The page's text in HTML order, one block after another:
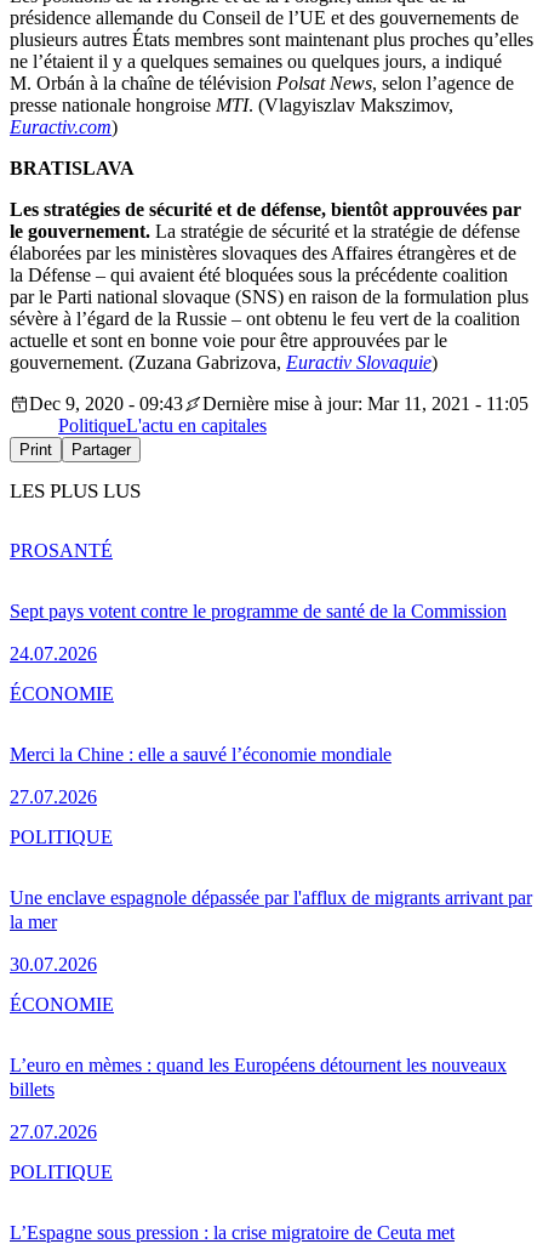
présidence allemande du Conseil de l’UE et des gouvernements de
plusieurs autres États membres sont maintenant plus proches qu’elles
ne l’étaient il y a quelques semaines ou quelques jours, a indiqué
M. Orbán à la chaîne de télévision Polsat News, selon l’agence de
presse nationale hongroise MTI. (Vlagyiszlav Makszimov,
Euractiv.com)
BRATISLAVA
Les stratégies de sécurité et de défense, bientôt approuvées par
le gouvernement. La stratégie de sécurité et la stratégie de défense
élaborées par les ministères slovaques des Affaires étrangères et de
la Défense – qui avaient été bloquées sous la précédente coalition
par le Parti national slovaque (SNS) en raison de la formulation plus
sévère à l’égard de la Russie – ont obtenu le feu vert de la coalition
actuelle et sont en bonne voie pour être approuvées par le
gouvernement. (Zuzana Gabrizova, Euractiv Slovaquie)
Dec 9, 2020 - 09:43
Dernière mise à jour: Mar 11, 2021 - 11:05
PolitiqueL'actu en capitales
Print Partager
LES PLUS LUS
Sept pays votent contre le programme de santé de la Commission
24.07.2026
PROSANTÉ
Merci la Chine : elle a sauvé l’économie mondiale
27.07.2026
ÉCONOMIE
Une enclave espagnole dépassée par l'afflux de migrants arrivant par
la mer
30.07.2026
POLITIQUE
L’euro en mèmes : quand les Européens détournent les nouveaux
billets
27.07.2026
ÉCONOMIE
L’Espagne sous pression : la crise migratoire de Ceuta met
POLITIQUE